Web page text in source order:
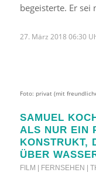
begeisterte. Er
27. März 2018 06:30
Foto: privat (mit
SAMUEL
ALS NUR EIN
KONSTRUKT,
ÜBER
FILM | FERNSEHEN |